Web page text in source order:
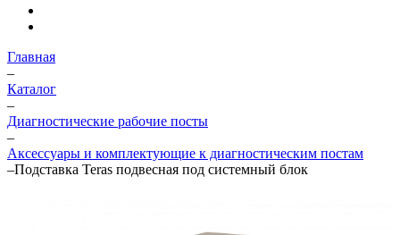
Главная
–
Каталог
–
Диагностические рабочие посты
–
Аксессуары и комплектующие к диагностическим постам
–Подставка Teras подвесная под системный блок